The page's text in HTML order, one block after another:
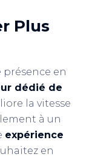
Plus
en
dédié de
la vitesse
à un
expérience
en